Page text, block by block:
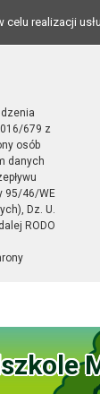
realizacji
679 z
osób
danych
95/46/WE
Dz. U.
RODO